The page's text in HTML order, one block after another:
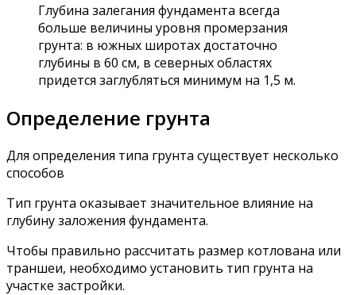
Глубина залегания фундамента всегда
больше величины уровня промерзания
грунта: в южных широтах достаточно
глубины в 60 см, в северных областях
придется заглубляться минимум на 1,5 м.
Определение грунта
Для определения типа грунта существует несколько
способов
Тип грунта оказывает значительное влияние на
глубину заложения фундамента.
Чтобы правильно рассчитать размер котлована или
траншеи, необходимо установить тип грунта на
участке застройки.